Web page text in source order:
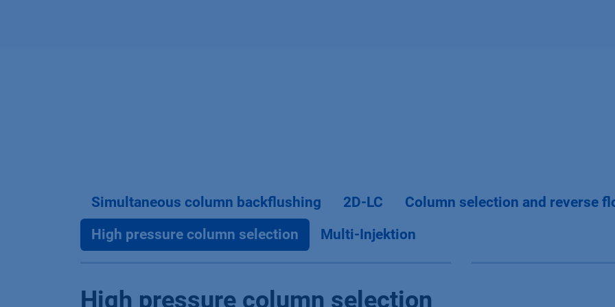
Simultaneous column backflushing 2D-LC
Column selection and reverse
High pressure column selection
Multi-Injektion
High pressure column selection